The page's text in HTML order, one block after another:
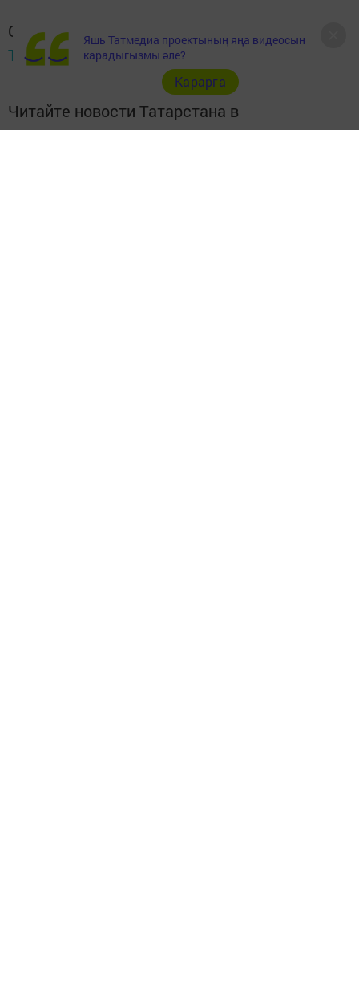
Следите за самым важным и интересным в
Telegram-каналеТатмедиа
Читайте новости Татарстана в
национальном мессенджере MАХ:
Яшь Татмедиа проектының яңа видеосын
карадыгызмы әле?
Карарга